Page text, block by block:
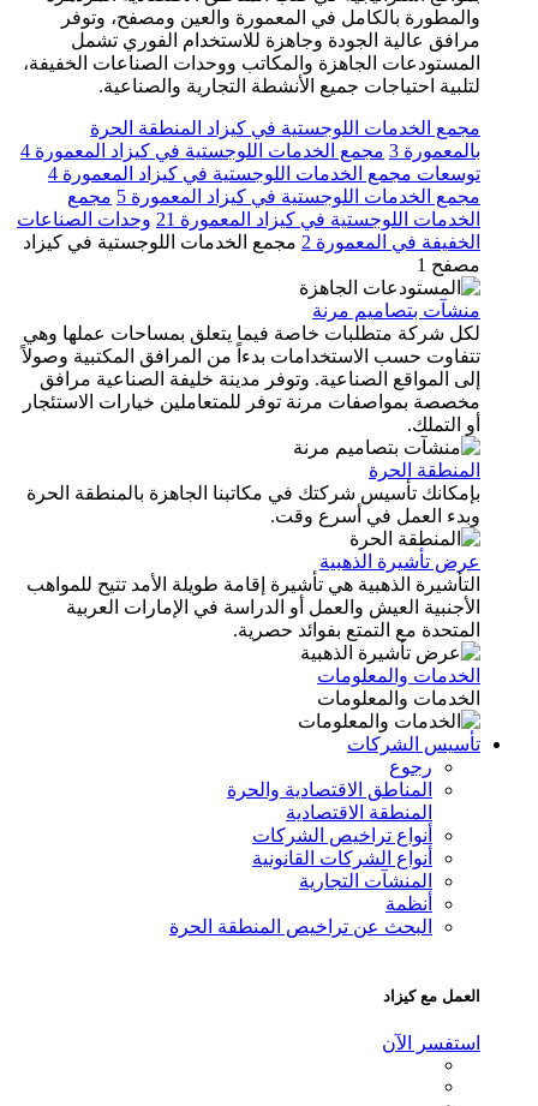
والمطورة بالكامل في المعمورة والعين ومصفح، وتوفر
مرافق عالية الجودة وجاهزة للاستخدام الفوري تشمل
المستودعات الجاهزة والمكاتب ووحدات الصناعات الخفيفة،
لتلبية احتياجات جميع الأنشطة التجارية والصناعية.
مجمع الخدمات اللوجستية في كيزاد المنطقة الحرة
بالمعمورة 3
مجمع الخدمات اللوجستية في كيزاد المعمورة 4
توسعات مجمع الخدمات اللوجستية في كيزاد المعمورة 4
مجمع الخدمات اللوجستية في كيزاد المعمورة 5
مجمع
الخدمات اللوجستية في كيزاد المعمورة 21
وحدات الصناعات
الخفيفة في المعمورة 2
مجمع الخدمات اللوجستية في كيزاد
مصفح 1
منشآت بتصاميم مرنة
لكل شركة متطلبات خاصة فيما يتعلق بمساحات عملها وهي
تتفاوت حسب الاستخدامات بدءاً من المرافق المكتبية وصولاً
إلى المواقع الصناعية. وتوفر مدينة خليفة الصناعية مرافق
مخصصة بمواصفات مرنة توفر للمتعاملين خيارات الاستئجار
أو التملك.
المنطقة الحرة
بإمكانك تأسيس شركتك في مكاتبنا الجاهزة بالمنطقة الحرة
وبدء العمل في أسرع وقت.
عرض تأشيرة الذهبية
التأشيرة الذهبية هي تأشيرة إقامة طويلة الأمد تتيح للمواهب
الأجنبية العيش والعمل أو الدراسة في الإمارات العربية
المتحدة مع التمتع بفوائد حصرية.
الخدمات والمعلومات
الخدمات والمعلومات
تأسيس الشركات
رجوع
المناطق الاقتصادية والحرة
المنطقة الاقتصادية
أنواع تراخيص الشركات
أنواع الشركات القانونية
المنشآت التجارية
أنظمة
البحث عن تراخيص المنطقة الحرة
العمل مع كيزاد
استفسر الآن